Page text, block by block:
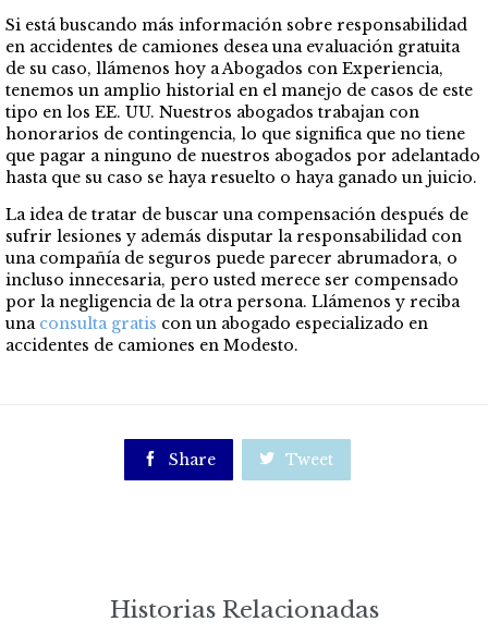
Si está buscando más información sobre responsabilidad
en accidentes de camiones desea una evaluación gratuita
de su caso, llámenos hoy a Abogados con Experiencia,
tenemos un amplio historial en el manejo de casos de este
tipo en los EE. UU. Nuestros abogados trabajan con
honorarios de contingencia, lo que significa que no tiene
que pagar a ninguno de nuestros abogados por adelantado
hasta que su caso se haya resuelto o haya ganado un juicio.
La idea de tratar de buscar una compensación después de
sufrir lesiones y además disputar la responsabilidad con
una compañía de seguros puede parecer abrumadora, o
incluso innecesaria, pero usted merece ser compensado
por la negligencia de la otra persona. Llámenos y reciba
una consulta gratis con un abogado especializado en
accidentes de camiones en Modesto.
 Share  Tweet
Historias Relacionadas